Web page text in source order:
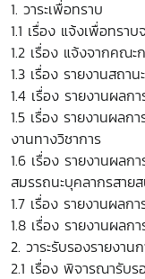
1. วาระเพื่อทราบ
1.1 เรื่อง แจ้งเพื่อทรา
1.2 เรื่อง แจ้งจากคณะ
1.3 เรื่อง รายงานสถา
1.4 เรื่อง รายงานผลก
1.5 เรื่อง รายงานผล
งานทางวิชาการ
1.6 เรื่อง รายงานผลก
สมรรถนะบุคลากรสาย
1.7 เรื่อง รายงานผลก
1.8 เรื่อง รายงานผลก
2. วาระรับรองรายงาน
2.1 เรื่อง พิจารณารับ